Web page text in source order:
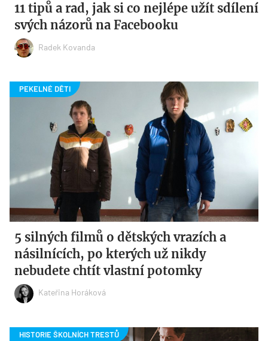
11 tipů a rad, jak si co nejlépe užít sdílení
svých názorů na Facebooku
Radek Kovanda
5 silných filmů o dětských vrazích a
násilnících, po kterých už nikdy
nebudete chtít vlastní potomky
Kateřina Horáková